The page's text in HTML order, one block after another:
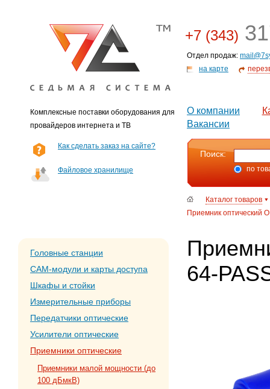
Комплексные поставки оборудования для
провайдеров интернета и ТВ
+7 (343)
Отдел продаж:
на карте
О компании
Вакансии
Как сделать заказ на сайте?
Файловое хранилище
Поиск:
по
Каталог товаров
Приемник оптический
Головные станции
CAM-модули и карты доступа
Шкафы и стойки
Измерительные приборы
Передатчики оптические
Усилители оптические
Приемники оптические
Приемники малой мощности (до
100 дБмкВ)
64-